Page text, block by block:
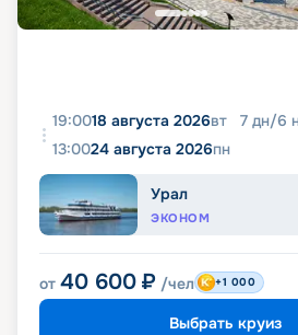
19:0018 августа 2026вт 7 дн/6
13:0024 августа 2026пн
Урал
ЭКОНОМ
от 40 600 ₽ /чел +1 000
Выбрать круиз